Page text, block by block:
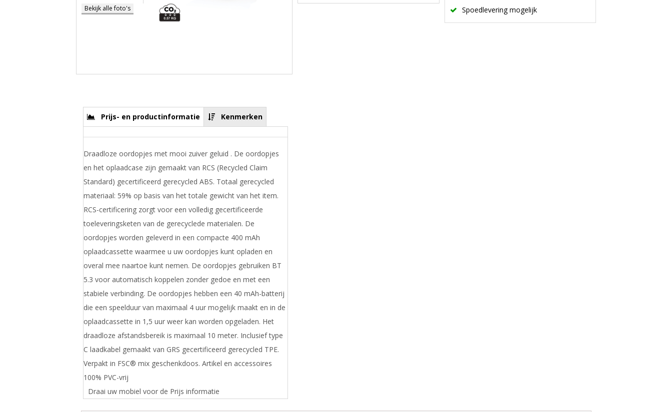
Spoedlevering mogelijk
Bekijk alle foto's
Prijs- en productinformatie Kenmerken
Draadloze oordopjes met mooi zuiver geluid . De oordopjes
en het oplaadcase zijn gemaakt van RCS (Recycled Claim
Standard) gecertificeerd gerecycled ABS. Totaal gerecycled
materiaal: 59% op basis van het totale gewicht van het item.
RCS-certificering zorgt voor een volledig gecertificeerde
toeleveringsketen van de gerecyclede materialen. De
oordopjes worden geleverd in een compacte 400 mAh
oplaadcassette waarmee u uw oordopjes kunt opladen en
overal mee naartoe kunt nemen. De oordopjes gebruiken BT
5.3 voor automatisch koppelen zonder gedoe en met een
stabiele verbinding. De oordopjes hebben een 40 mAh-batterij
die een speelduur van maximaal 4 uur mogelijk maakt en in de
oplaadcassette in 1,5 uur weer kan worden opgeladen. Het
draadloze afstandsbereik is maximaal 10 meter. Inclusief type
C laadkabel gemaakt van GRS gecertificeerd gerecycled TPE.
Verpakt in FSC® mix geschenkdoos. Artikel en accessoires
100% PVC-vrij
Draai uw mobiel voor de Prijs informatie